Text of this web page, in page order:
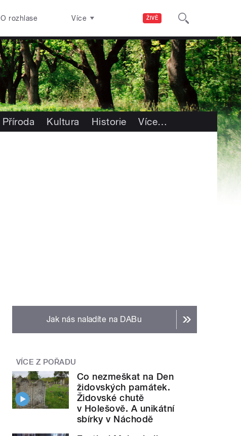
ŽIVĚ
O rozhlase Více
Příroda Kultura Historie Více…
Jak nás naladíte na DABu
VÍCE Z POŘADU
Co nezmeškat na Den
židovských památek.
Židovské chutě
v Holešově. A unikátní
sbírky v Náchodě